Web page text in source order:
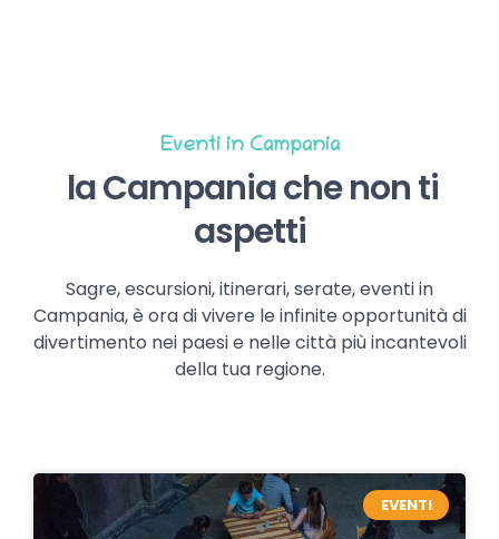
Eventi in Campania
la Campania che non ti
aspetti
Sagre, escursioni, itinerari, serate, eventi in
Campania, è ora di vivere le infinite opportunità di
divertimento nei paesi e nelle città più incantevoli
della tua regione.
EVENTI